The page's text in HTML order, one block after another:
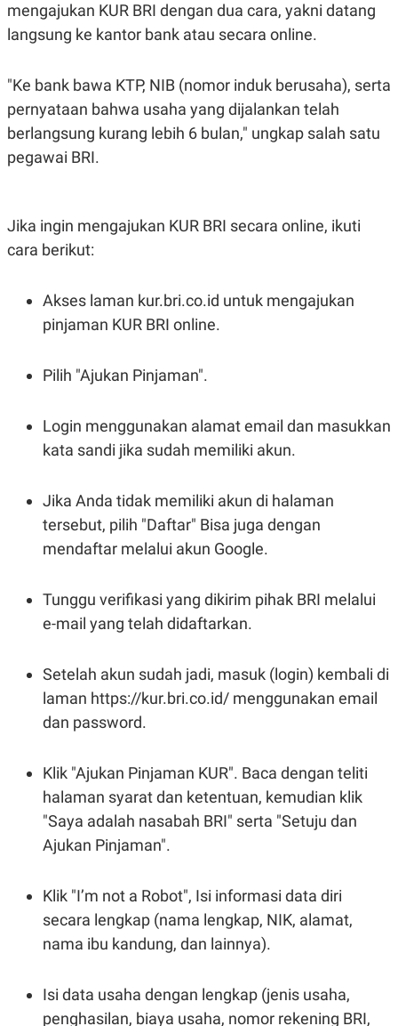
mengajukan KUR BRI dengan dua cara, yakni datang
langsung ke kantor bank atau secara online.
"Ke bank bawa KTP, NIB (nomor induk berusaha), serta
pernyataan bahwa usaha yang dijalankan telah
berlangsung kurang lebih 6 bulan," ungkap salah satu
pegawai BRI.
Jika ingin mengajukan KUR BRI secara online, ikuti
cara berikut:
Akses laman kur.bri.co.id untuk mengajukan
pinjaman KUR BRI online.
Pilih "Ajukan Pinjaman".
Login menggunakan alamat email dan masukkan
kata sandi jika sudah memiliki akun.
Jika Anda tidak memiliki akun di halaman
tersebut, pilih "Daftar" Bisa juga dengan
mendaftar melalui akun Google.
Tunggu verifikasi yang dikirim pihak BRI melalui
e-mail yang telah didaftarkan.
Setelah akun sudah jadi, masuk (login) kembali di
laman https://kur.bri.co.id/ menggunakan email
dan password.
Klik "Ajukan Pinjaman KUR". Baca dengan teliti
halaman syarat dan ketentuan, kemudian klik
"Saya adalah nasabah BRI" serta "Setuju dan
Ajukan Pinjaman".
Klik "I’m not a Robot", Isi informasi data diri
secara lengkap (nama lengkap, NIK, alamat,
nama ibu kandung, dan lainnya).
Isi data usaha dengan lengkap (jenis usaha,
penghasilan, biaya usaha, nomor rekening BRI,